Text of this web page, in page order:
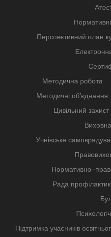
Перспективний план
Методична робота
Методичні об’єднання
Цивільний захист
Учнівське
Нормативно-
Рада
Підтримка учасників